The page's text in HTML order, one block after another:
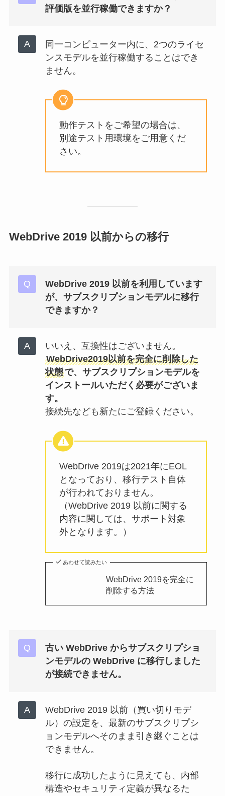
評価版を並行稼働できますか？
同一コンピューター内に、2つのライセ
ンスモデルを並行稼働することはでき
ません。
動作テストをご希望の場合は、
別途テスト用環境をご用意くだ
さい。
WebDrive 2019 以前からの移行
WebDrive 2019 以前を利用しています
が、サブスクリプションモデルに移行
できますか？
いいえ、互換性はございません。
WebDrive2019以前を完全に削除した
状態で、サブスクリプションモデルを
インストールいただく必要がございま
す。
接続先なども新たにご登録ください。
WebDrive 2019は2021年にEOL
となっており、移行テスト自体
が行われておりません。
（WebDrive 2019 以前に関する
内容に関しては、サポート対象
外となります。）
あわせて読みたい
WebDrive 2019を完全に
削除する方法
古い WebDrive からサブスクリプショ
ンモデルの WebDrive に移行しました
が接続できません。
WebDrive 2019 以前（買い切りモデ
ル）の設定を、最新のサブスクリプシ
ョンモデルへそのまま引き継ぐことは
できません。
移行に成功したように見えても、内部
構造やセキュリティ定義が異なるた